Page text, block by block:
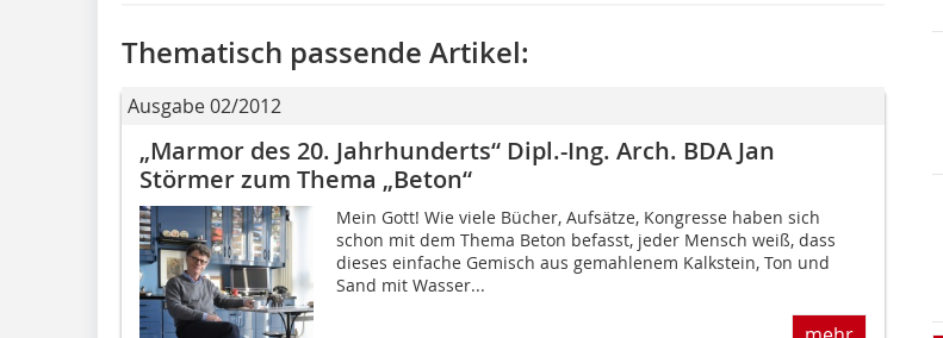
Thematisch passende Artikel:
Ausgabe 02/2012
„Marmor des 20. Jahrhunderts“ Dipl.-Ing. Arch. BDA Jan
Störmer zum Thema „Beton“
Mein Gott! Wie viele Bücher, Aufsätze, Kongresse haben sich
schon mit dem Thema Beton befasst, jeder Mensch weiß, dass
dieses einfache Gemisch aus gemahlenem Kalkstein, Ton und
Sand mit Wasser...